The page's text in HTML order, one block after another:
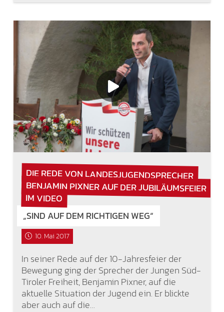
DIE REDE VON LANDESJUGENDSPRECHER
BENJAMIN PIXNER AUF DER JUBILÄUMSFEIER
IM VIDEO
„SIND AUF DEM RICHTIGEN WEG“
10. Mai 2017
In seiner Rede auf der 10-Jahresfeier der
Bewegung ging der Sprecher der Jungen Süd-
Tiroler Freiheit, Benjamin Pixner, auf die
aktuelle Situation der Jugend ein. Er blickte
aber auch auf die…